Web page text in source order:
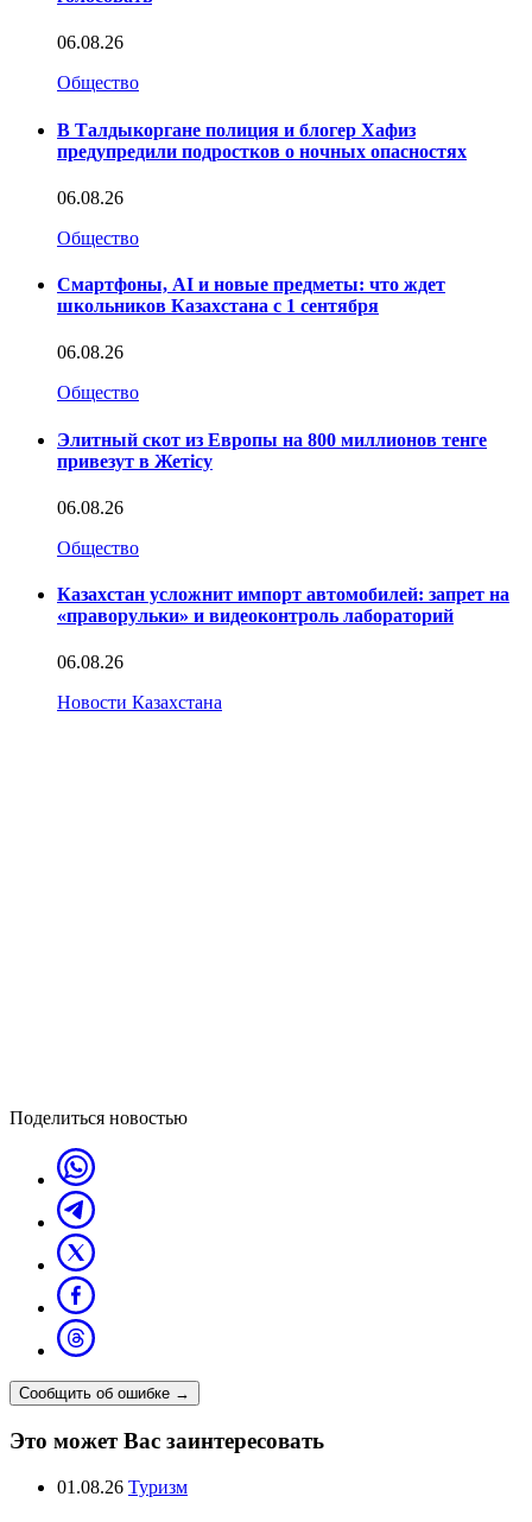
06.08.26
Общество
В Талдыкоргане полиция и блогер Хафиз
предупредили подростков о ночных опасностях
06.08.26
Общество
Смартфоны, AI и новые предметы: что ждет
школьников Казахстана с 1 сентября
06.08.26
Общество
Элитный скот из Европы на 800 миллионов тенге
привезут в Жетісу
06.08.26
Общество
Казахстан усложнит импорт автомобилей: запрет на
«праворульки» и видеоконтроль лабораторий
06.08.26
Новости Казахстана
Поделиться новостью
Сообщить об ошибке →
Это может Вас заинтересовать
01.08.26 Туризм